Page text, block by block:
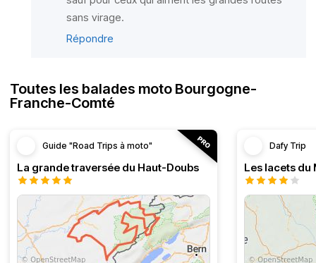
sans virage.
Répondre
Toutes les balades moto Bourgogne-
Franche-Comté
Guide "Road Trips à moto"
La grande traversée du Haut-Doubs
Dafy Trip
Les lacets du